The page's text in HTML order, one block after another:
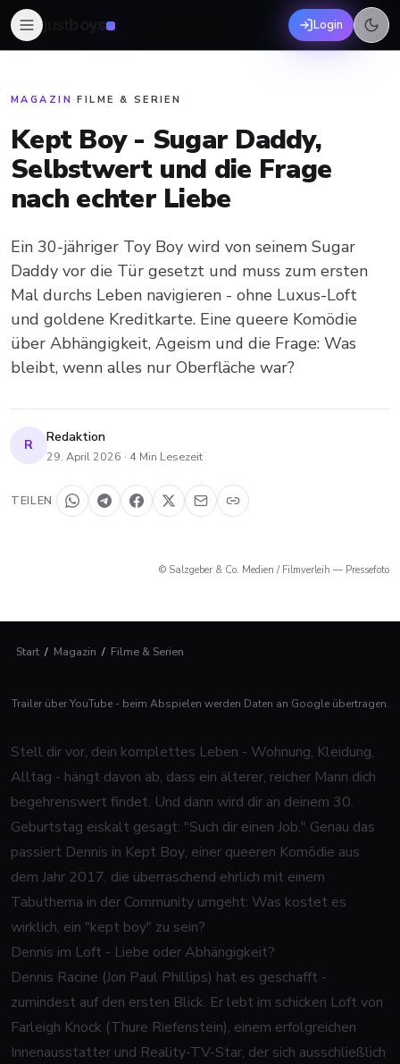
boys Login
MAGAZIN ·FILME & SERIEN
Kept Boy - Sugar Daddy,
Selbstwert und die Frage
nach echter Liebe
Ein 30-jähriger Toy Boy wird von seinem Sugar
Daddy vor die Tür gesetzt und muss zum ersten
Mal durchs Leben navigieren - ohne Luxus-Loft
und goldene Kreditkarte. Eine queere Komödie
über Abhängigkeit, Ageism und die Frage: Was
bleibt, wenn alles nur Oberfläche war?
R Redaktion
29. April 2026 · 4 Min Lesezeit
TEILEN
© Salzgeber & Co. Medien / Filmverleih — Pressefoto
Start / Magazin / Filme & Serien
Trailer über YouTube - beim Abspielen werden Daten an Google übertragen.
Stell dir vor, dein komplettes Leben - Wohnung, Kleidung,
Alltag - hängt davon ab, dass ein älterer, reicher Mann dich
begehrenswert findet. Und dann wird dir an deinem 30.
Geburtstag eiskalt gesagt: "Such dir einen Job." Genau das
passiert Dennis in Kept Boy, einer queeren Komödie aus
dem Jahr 2017, die überraschend ehrlich mit einem
Tabuthema in der Community umgeht: Was kostet es
wirklich, ein "kept boy" zu sein?
Dennis im Loft - Liebe oder Abhängigkeit?
Dennis Racine (Jon Paul Phillips) hat es geschafft -
zumindest auf den ersten Blick. Er lebt im schicken Loft von
Farleigh Knock (Thure Riefenstein), einem erfolgreichen
Innenausstatter und Reality-TV-Star, der sich ausschließlich